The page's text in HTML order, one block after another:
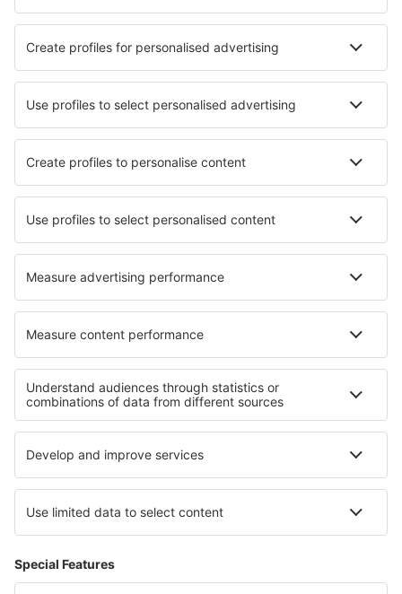
Eventos deportivos
Aprende más
Mejor Precio Garantizado
Aplicación móvil
Aerolíneas
Ryanair
Vueling
Iberia
Air Europa
Wizz Air
Sobre eSky
Términos y condiciones
Mis reservas
Política de privacidad
Asistencia y contacto
Países